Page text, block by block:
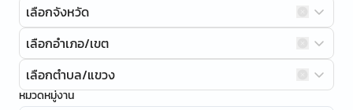
เลือกจังหวัด
เลือกอำเภอ/เขต
เลือกตำบล/แขวง
หมวดหมู่งาน